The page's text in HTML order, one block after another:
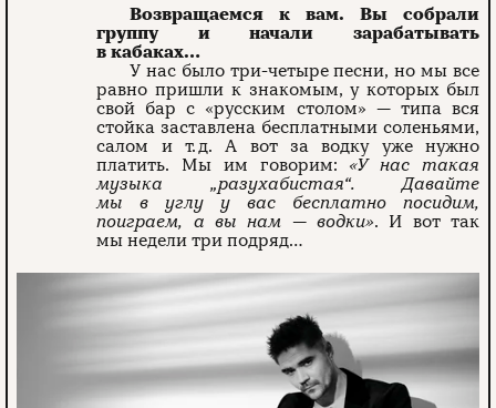
Возвращаемся к вам. Вы собрали
группу и начали зарабатывать
в кабаках…
У нас было три-четыре песни, но мы все
равно пришли к знакомым, у которых был
свой бар с «русским столом» — типа вся
стойка заставлена бесплатными соленьями,
салом и т. д. А вот за водку уже нужно
платить. Мы им говорим: «У нас такая
музыка „разухабистая“. Давайте
мы в углу у вас бесплатно посидим,
поиграем, а вы нам — водки». И вот так
мы недели три подряд…